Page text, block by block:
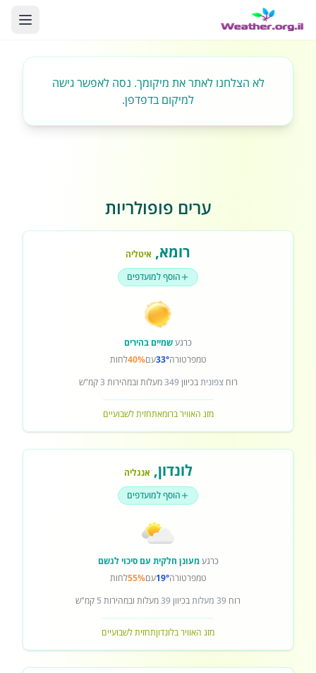
לא הצלחנו לאתר את מיקומך. נסה לאפשר גישה
למיקום בדפדפן.
ערים פופולריות
רומא, איטליה
הוסף למועדפים
כרגעשמיים בהירים
טמפרטורה33°עם40%לחות
רוחצפוניתבכיוון349מעלות ובמהירות 3קמ"ש
מזג האוויר ברומאתחזית לשבועיים
לונדון, אנגליה
הוסף למועדפים
כרגעמעונן חלקית עם סיכוי לגשם
טמפרטורה19°עם55%לחות
רוח 39 מעלות בכיוון39מעלות ובמהירות 5 קמ"ש
מזג האוויר בלונדוןתחזית לשבועיים